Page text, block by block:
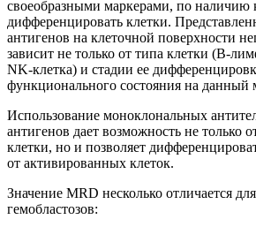
своеобразными маркерами, по наличию
дифференцировать клетки.
антигенов на клеточной поверхности
зависит не только от типа клетки (В-
NK-клетка) и стадии ее
функционального состояния на данный
Использование моноклональных
антигенов дает возможность не только
клетки, но и позволяет
от активированных клеток.
Значение MRD несколько отличается
гемобластозов: